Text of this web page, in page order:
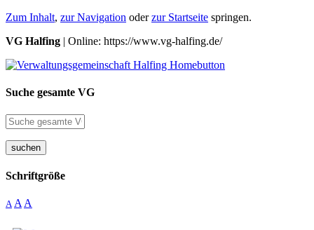
Zum Inhalt, zur Navigation oderzur Startseite springen.
VG Halfing | Online: https://www.vg-halfing.de/
Suche gesamte VG
suchen
Schriftgröße
A A A